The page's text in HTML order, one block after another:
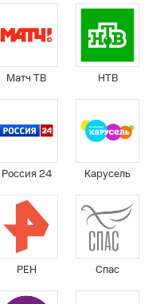
Матч ТВ НТВ
Россия 24 Карусель
РЕН Спас